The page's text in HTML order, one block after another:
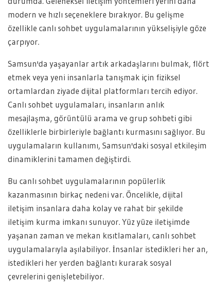
modern ve hızlı seçeneklere bırakıyor. Bu gelişme
özellikle canlı sohbet uygulamalarının yükselişiyle göze
çarpıyor.
Samsun'da yaşayanlar artık arkadaşlarını bulmak, flört
etmek veya yeni insanlarla tanışmak için fiziksel
ortamlardan ziyade dijital platformları tercih ediyor.
Canlı sohbet uygulamaları, insanların anlık
mesajlaşma, görüntülü arama ve grup sohbeti gibi
özelliklerle birbirleriyle bağlantı kurmasını sağlıyor. Bu
uygulamaların kullanımı, Samsun'daki sosyal etkileşim
dinamiklerini tamamen değiştirdi.
Bu canlı sohbet uygulamalarının popülerlik
kazanmasının birkaç nedeni var. Öncelikle, dijital
iletişim insanlara daha kolay ve rahat bir şekilde
iletişim kurma imkanı sunuyor. Yüz yüze iletişimde
yaşanan zaman ve mekan kısıtlamaları, canlı sohbet
uygulamalarıyla aşılabiliyor. İnsanlar istedikleri her an,
istedikleri her yerden bağlantı kurarak sosyal
çevrelerini genişletebiliyor.